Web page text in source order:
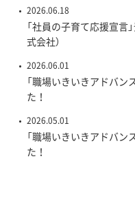
2026.06.18
「社員の子育て応援宣言
式会社）
2026.06.01
「職場いきいきアドバン
た！
2026.05.01
「職場いきいきアドバン
た！